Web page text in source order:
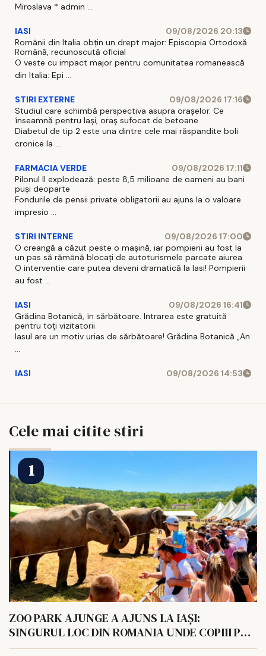
Miroslava * admin ...
IASI
09/08/2026 20:13
Românii din Italia obțin un drept major: Episcopia Ortodoxă
Română, recunoscută oficial
O veste cu impact major pentru comunitatea romanească
din Italia: Epi ...
STIRI EXTERNE
09/08/2026 17:16
Studiul care schimbă perspectiva asupra orașelor. Ce
înseamnă pentru Iași, oraș sufocat de betoane
Diabetul de tip 2 este una dintre cele mai răspandite boli
cronice la ...
FARMACIA VERDE
09/08/2026 17:11
Pilonul II explodează: peste 8,5 milioane de oameni au bani
puși deoparte
Fondurile de pensii private obligatorii au ajuns la o valoare
impresio ...
STIRI INTERNE
09/08/2026 17:00
O creangă a căzut peste o mașină, iar pompierii au fost la
un pas să rămână blocați de autoturismele parcate aiurea
O interventie care putea deveni dramatică la Iasi! Pompierii
au fost ...
IASI
09/08/2026 16:41
Grădina Botanică, în sărbătoare. Intrarea este gratuită
pentru toți vizitatorii
Iasul are un motiv urias de sărbătoare! Grădina Botanică „An
IASI 09/08/2026 14:53
Cele mai citite stiri
ZOO PARK AJUNGE A AJUNS LA IAȘI:
SINGURUL LOC DIN ROMANIA UNDE COPIII POT
HRANI UN ELEFANT